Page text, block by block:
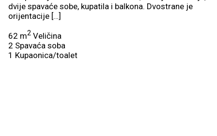
dvije spavaće sobe, kupatila i balkona. Dvostrane je
orijentacije […]
62 m2 Veličina
2 Spavaća soba
1 Kupaonica/toalet